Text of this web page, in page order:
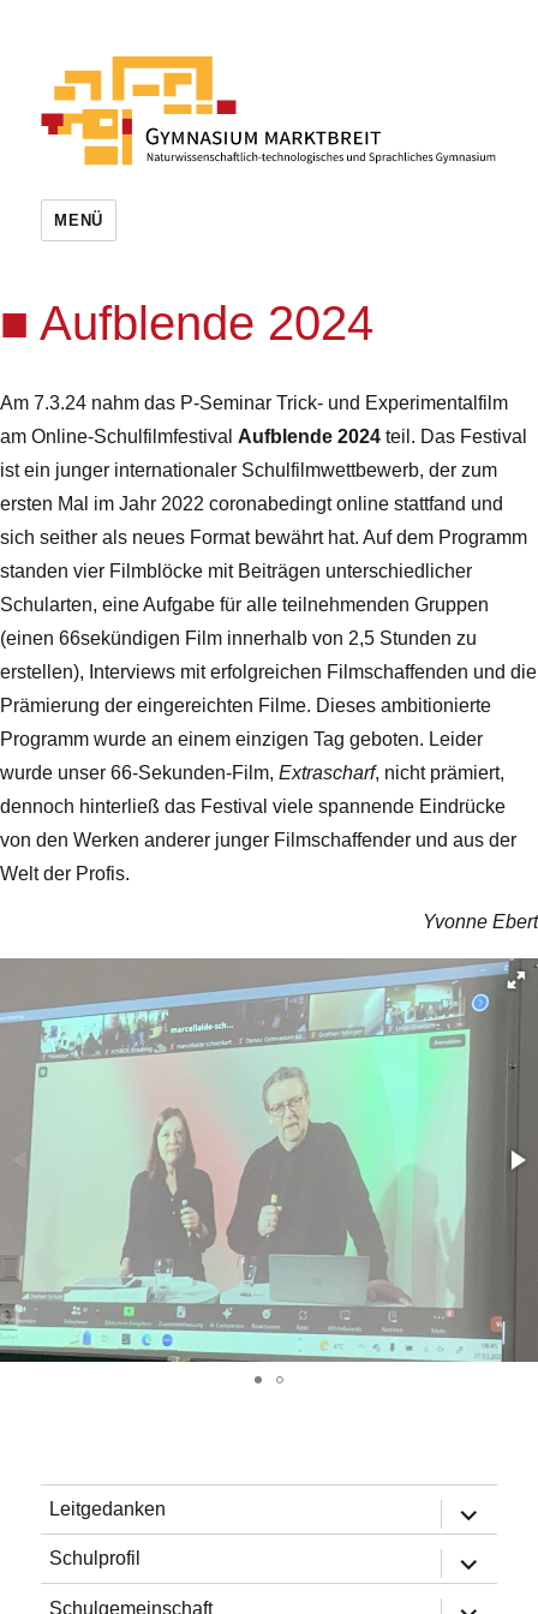
MENÜ
Aufblende 2024
Am 7.3.24 nahm das P-Seminar Trick- und Experimentalfilm
am Online-Schulfilmfestival Aufblende 2024 teil. Das Festival
ist ein junger internationaler Schulfilmwettbewerb, der zum
ersten Mal im Jahr 2022 coronabedingt online stattfand und
sich seither als neues Format bewährt hat. Auf dem Programm
standen vier Filmblöcke mit Beiträgen unterschiedlicher
Schularten, eine Aufgabe für alle teilnehmenden Gruppen
(einen 66sekündigen Film innerhalb von 2,5 Stunden zu
erstellen), Interviews mit erfolgreichen Filmschaffenden und die
Prämierung der eingereichten Filme. Dieses ambitionierte
Programm wurde an einem einzigen Tag geboten. Leider
wurde unser 66-Sekunden-Film, Extrascharf, nicht prämiert,
dennoch hinterließ das Festival viele spannende Eindrücke
von den Werken anderer junger Filmschaffender und aus der
Welt der Profis.
Yvonne Ebert
Leitgedanken
öffnen
Schulprofil
öffnen
Schulgemeinschaft